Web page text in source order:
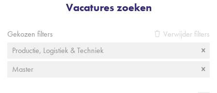
Vacatures zoeken
Gekozen filters
Verwijder filters
Productie, Logistiek & Techniek
Master